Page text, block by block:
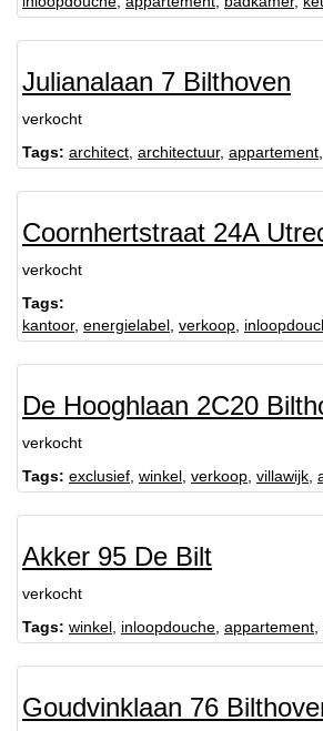
Julianalaan 7 Bilthoven
verkocht
Tags: architect architectuur, appartement
Coornhertstraat 24A
verkocht
Tags:
kantoor, energielabel verkoop
De Hooghlaan 2C20
verkocht
Tags: exclusief winkel verkoop villawijk
Akker 95 De Bilt
verkocht
Tags: winkel inloopdouche appartement
Goudvinklaan 76